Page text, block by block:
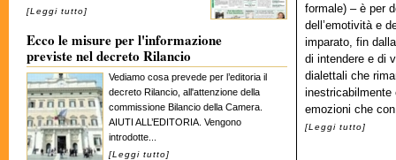
[Leggi tutto]
Ecco le misure per l'informazione
previste nel decreto Rilancio
Vediamo cosa prevede per l’editoria il
decreto Rilancio, all'attenzione della
commissione Bilancio della Camera.
AIUTI ALL’EDITORIA. Vengono
introdotte...
[Leggi tutto]
formale) – è per
dell’emotività e
imparato, fin
di intendere e di
dialettali che
emozioni che
[Leggi tutto]